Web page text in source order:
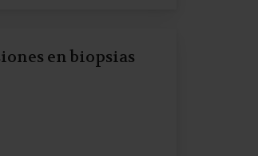
en biopsias